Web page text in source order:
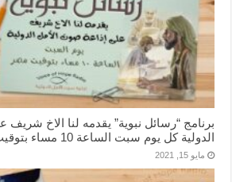
برنامج “رسائل نبوية” يقدمه لنا الاخ
الدولية كل يوم سبت الساعة 10 مساء بتوقيت مصر
مايو 15, 2021